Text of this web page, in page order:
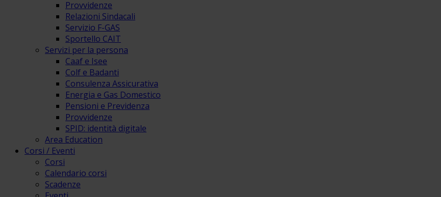
Provvidenze
Relazioni Sindacali
Servizio F-GAS
Sportello CAIT
Servizi per la persona
Caaf e Isee
Colf e Badanti
Consulenza Assicurativa
Energia e Gas Domestico
Pensioni e Previdenza
Provvidenze
SPID: identità digitale
Area Education
Corsi / Eventi
Corsi
Calendario corsi
Scadenze